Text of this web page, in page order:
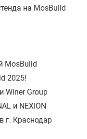
на MosBuild
MosBuild
2025!
Winer Group
и NEXION
г. Краснодар